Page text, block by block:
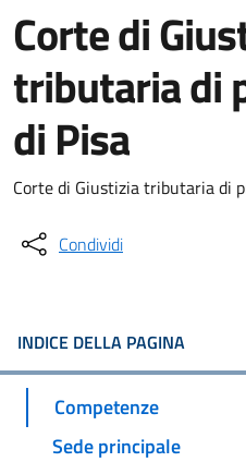
Corte di
tributaria di
di Pisa
Corte di Giustizia tributaria di
Condividi
INDICE DELLA PAGINA
Competenze
Sede principale